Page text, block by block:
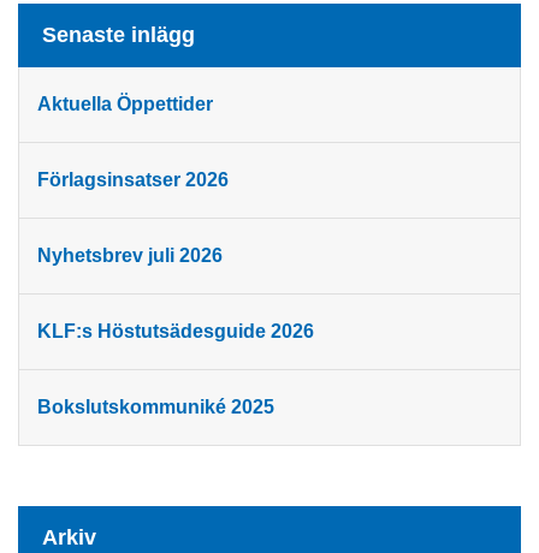
Senaste inlägg
Aktuella Öppettider
Förlagsinsatser 2026
Nyhetsbrev juli 2026
KLF:s Höstutsädesguide 2026
Bokslutskommuniké 2025
Arkiv